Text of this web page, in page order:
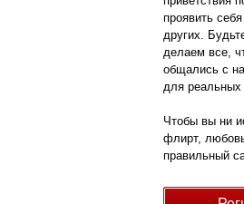
проявить
других.
делаем все,
общались с
для реальных
Чтобы вы ни
флирт,
правильный